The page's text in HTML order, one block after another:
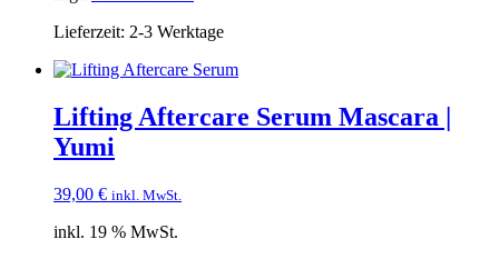
Lieferzeit: 2-3 Werktage
Lifting Aftercare Serum Mascara |
Yumi
39,00 € inkl. MwSt.
inkl. 19 % MwSt.